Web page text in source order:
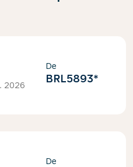
2026
De
BRL5893*
De